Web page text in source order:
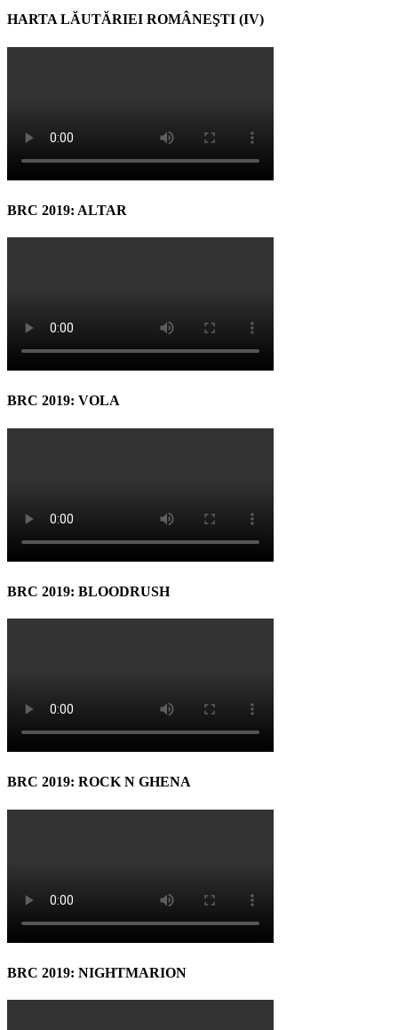
HARTA LĂUTĂRIEI ROMÂNEŞTI (IV)
BRC 2019: ALTAR
BRC 2019: VOLA
BRC 2019: BLOODRUSH
BRC 2019: ROCK N GHENA
BRC 2019: NIGHTMARION